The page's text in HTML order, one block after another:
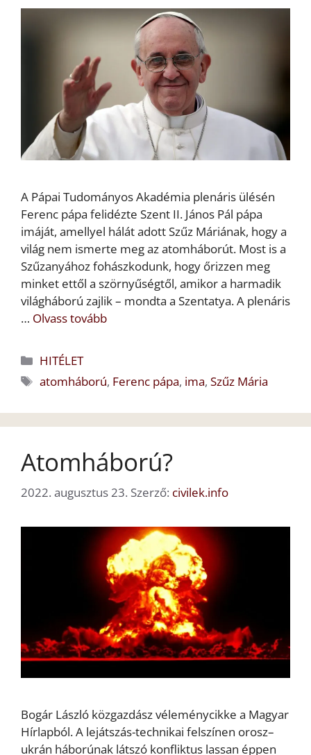
A Pápai Tudományos Akadémia plenáris ülésén
Ferenc pápa felidézte Szent II. János Pál pápa
imáját, amellyel hálát adott Szűz Máriának, hogy a
világ nem ismerte meg az atomháborút. Most is a
Szűzanyához fohászkodunk, hogy őrizzen meg
minket ettől a szörnyűségtől, amikor a harmadik
világháború zajlik – mondta a Szentatya. A plenáris
… Olvass tovább
Kategória
HITÉLET
Címkék
atomháború, Ferenc pápa, ima,Szűz Mária
Atomháború?
2022. augusztus 23. Szerző: civilek.info
Bogár László közgazdász véleménycikke a Magyar
Hírlapból. A lejátszás-technikai felszínen orosz–
ukrán háborúnak látszó konfliktus lassan éppen